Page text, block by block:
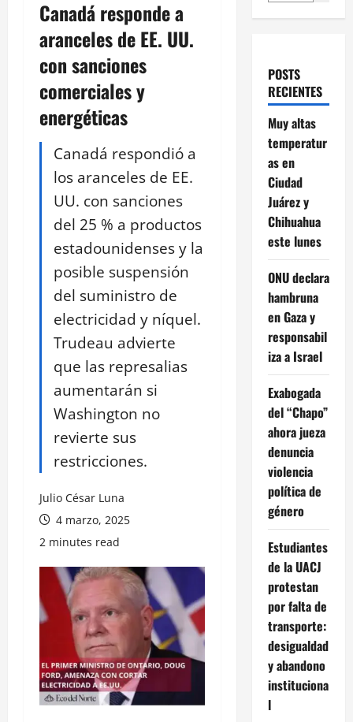
Canadá responde a
aranceles de EE. UU.
con sanciones
comerciales y
energéticas
Canadá respondió a
los aranceles de EE.
UU. con sanciones
del 25 % a productos
estadounidenses y la
posible suspensión
del suministro de
electricidad y níquel.
Trudeau advierte
que las represalias
aumentarán si
Washington no
revierte sus
restricciones.
Julio César Luna
4 marzo, 2025
2 minutes read
POSTS
RECIENTES
Muy altas
temperatur
as en
Ciudad
Juárez y
Chihuahua
este lunes
ONU declara
hambruna
en Gaza y
responsabil
iza a Israel
Exabogada
del “Chapo”
ahora jueza
denuncia
violencia
política de
género
Estudiantes
de la UACJ
protestan
por falta de
transporte:
desigualdad
y abandono
instituciona
l